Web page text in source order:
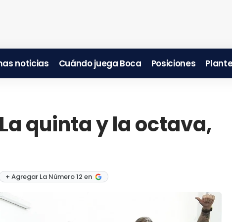
noticias Cuándo juega Boca Posiciones
quinta y la octava,
+ Agregar La Número 12 en